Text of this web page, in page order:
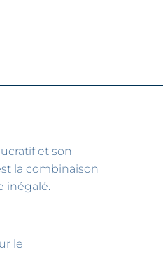
et son
la combinaison
inégalé.
le